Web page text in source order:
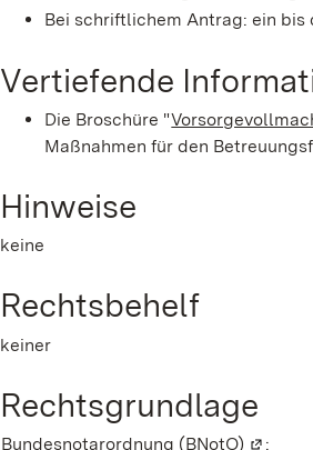
Bei schriftlichem Antrag: ein bis
Vertiefende
Die Broschüre "
Maßnahmen für den
Hinweise
keine
Rechtsbehelf
keiner
Rechtsgrundlage
Bundesnotarordnung (BNotO) (Wird
: